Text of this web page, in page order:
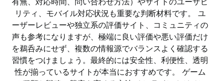
リティ、モバイル対応状況も重要な判断材料です。 ユ
ーザーレビューや独立系の評価サイト、コミュニティの
声も参考になりますが、極端に良い評価や悪い評価だけ
を鵜呑みにせず、複数の情報源でバランスよく確認する
習慣をつけましょう。最終的には安全性、利便性、透明
性が揃っているサイトが本当におすすめです。 ゲーム